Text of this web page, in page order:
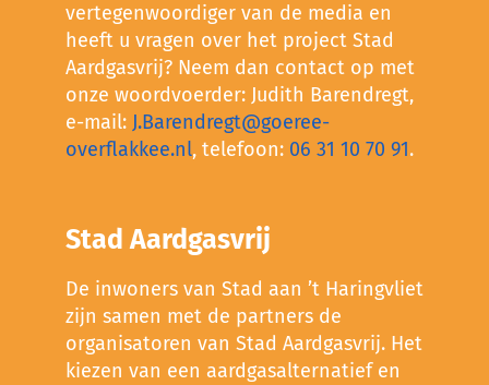
vertegenwoordiger van de media en
heeft u vragen over het project Stad
Aardgasvrij? Neem dan contact op met
onze woordvoerder: Judith Barendregt,
e-mail: J.Barendregt@goeree-
overflakkee.nl, telefoon: 06 31 10 70 91.
Stad Aardgasvrij
De inwoners van Stad aan ’t Haringvliet
zijn samen met de partners de
organisatoren van Stad Aardgasvrij. Het
kiezen van een aardgasalternatief en